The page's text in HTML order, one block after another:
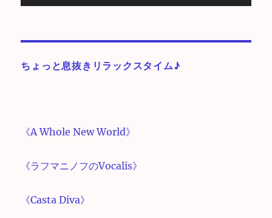
声
レ
ヤ
ちょっと息抜きリラックスタイム♪
《A Whole New World》
《ラフマニノフのVocalis》
《Casta Diva》